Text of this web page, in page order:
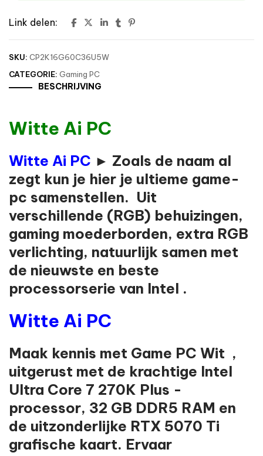
Link delen:
SKU: CP2K16G60C36U5W
CATEGORIE: Gaming PC
BESCHRIJVING
Witte Ai PC
Witte Ai PC ► Zoals de naam al
zegt kun je hier je ultieme game-
pc samenstellen. Uit
verschillende (RGB) behuizingen,
gaming moederborden, extra RGB
verlichting, natuurlijk samen met
de nieuwste en beste
processorserie van Intel .
Witte Ai PC
Maak kennis met Game PC Wit ,
uitgerust met de krachtige Intel
Ultra Core 7 270K Plus -
processor, 32 GB DDR5 RAM en
de uitzonderlijke RTX 5070 Ti
grafische kaart. Ervaar